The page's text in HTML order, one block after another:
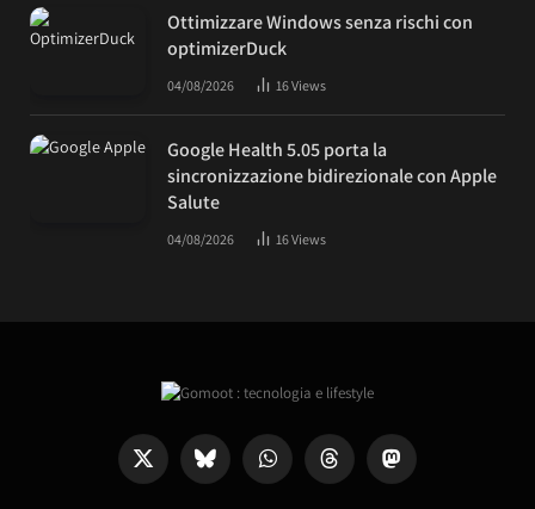
Ottimizzare Windows senza rischi con
optimizerDuck
04/08/2026 16Views
Google Health 5.05 porta la
sincronizzazione bidirezionale con Apple
Salute
04/08/2026 16Views
X
(Twitter)
Bluesky WhatsAppThreads Mastodon